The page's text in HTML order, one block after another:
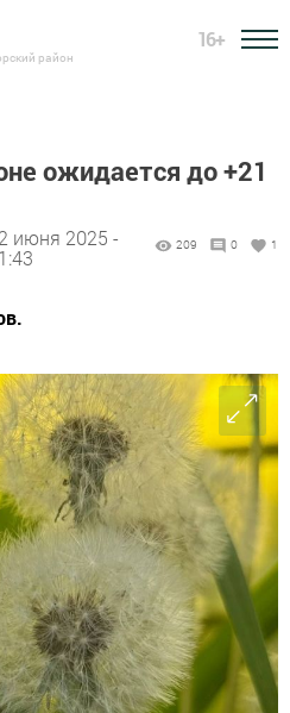
район
16+
ожидается до +21
июня 2025 -
209 0 1